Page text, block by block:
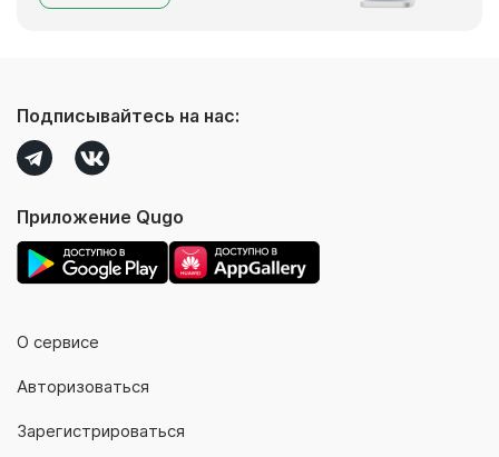
О сервисе
Авторизоваться
Зарегистрироваться
Приложение Qugo
Подписывайтесь на нас: